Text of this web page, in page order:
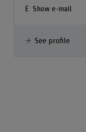
Show e-mail
See profile